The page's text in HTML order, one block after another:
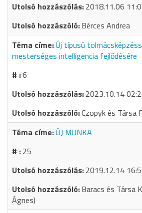
2018.11.06
Bérces Andrea
Új típusú
mesterséges intelligencia fejlődésére
6
2023.10.14
Czopyk és Társa
ÚJ MUNKA
25
2019.12.14
Baracs és Társa
Ágnes)